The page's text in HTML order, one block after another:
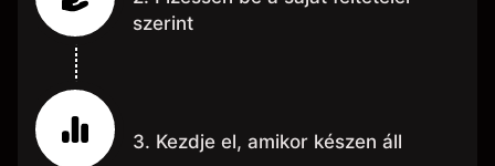
szerint
3. Kezdje el, amikor készen áll